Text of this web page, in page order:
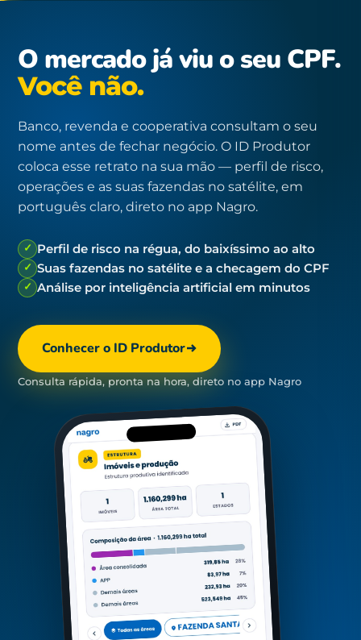
O mercado já viu o seu CPF.
Você não.
Banco, revenda e cooperativa consultam o seu
nome antes de fechar negócio. O ID Produtor
coloca esse retrato na sua mão — perfil de risco,
operações e as suas fazendas no satélite, em
português claro, direto no app Nagro.
✓ Perfil de risco na régua, do baixíssimo ao alto
✓ Suas fazendas no satélite e a checagem do CPF
✓ Análise por inteligência artificial em minutos
Conhecer o ID Produtor
Consulta rápida, pronta na hora, direto no app Nagro